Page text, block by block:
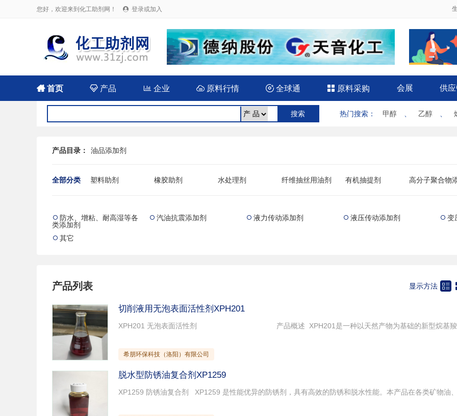
您好，欢迎来到化工助剂网！  登录或加入
首页  产品 企业 原料行情  全球通  原料采购 会展 供
热门搜索 ： 甲醇 乙醇
产品目录： 油品添加剂
全部分类 塑料助剂 橡胶助剂 水处理剂 纤维抽丝用油剂 有机抽提剂
高分子聚合物
 防水、增粘、耐高湿等各
类添加剂
 汽油抗震添加剂  液力传动添加剂  液压传动添加剂  变
 其它
产品列表 显示方法 
切削液用无泡表面活性剂XPH201
希朋环保科技（洛阳）有限公司
脱水型防锈油复合剂XP1259